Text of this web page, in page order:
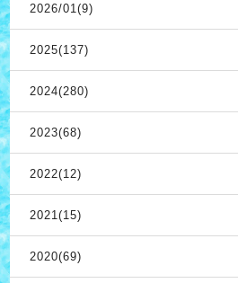
2026/01(9)
2025(137)
2024(280)
2023(68)
2022(12)
2021(15)
2020(69)